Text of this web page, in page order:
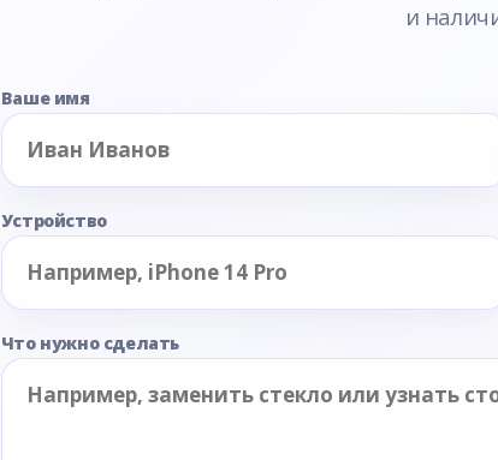
и
Ваше имя
Устройство
Что нужно сделать